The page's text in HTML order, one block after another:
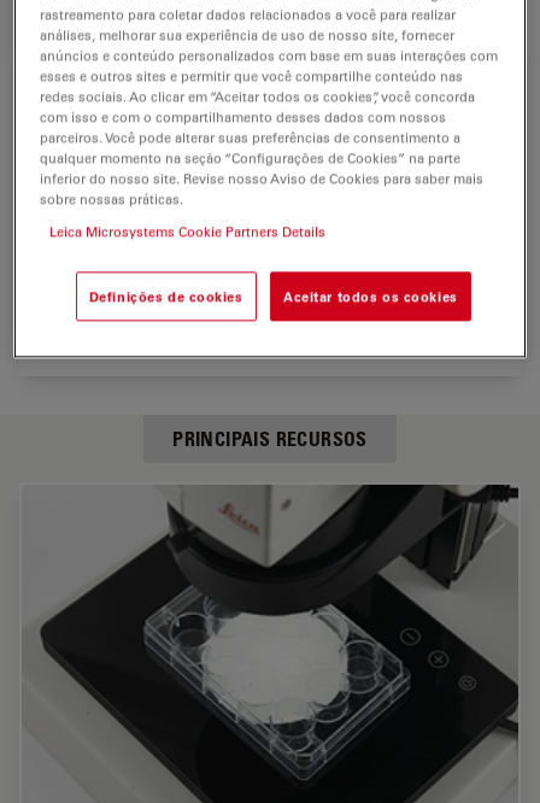
PRINCIPAIS RECURSOS
rastreamento para coletar dados relacionados a você para realizar
análises, melhorar sua experiência de uso de nosso site, fornecer
anúncios e conteúdo personalizados com base em suas interações com
esses e outros sites e permitir que você compartilhe conteúdo nas
redes sociais. Ao clicar em “Aceitar todos os cookies”, você concorda
com isso e com o compartilhamento desses dados com nossos
parceiros. Você pode alterar suas preferências de consentimento a
qualquer momento na seção “Configurações de Cookies” na parte
inferior do nosso site. Revise nosso Aviso de Cookies para saber mais
sobre nossas práticas.
Leica Microsystems Cookie Partners Details
Definições de cookies Aceitar todos os cookies